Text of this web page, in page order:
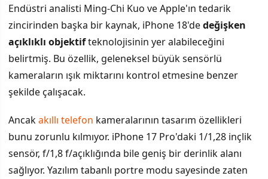
Endüstri analisti Ming-Chi Kuo ve Apple'ın tedarik
zincirinden başka bir kaynak, iPhone 18'dedeğişken
açıklıklı objektifteknolojisinin yer alabileceğini
belirtmiş. Bu özellik, geleneksel büyük sensörlü
kameraların ışık miktarını kontrol etmesine benzer
şekilde çalışacak.
Ancakakıllı telefon kameralarının tasarım özellikleri
bunu zorunlu kılmıyor. iPhone 17 Pro'daki 1/1,28 inçlik
sensör, f/1,8 f/açıklığında bile geniş bir derinlik alanı
sağlıyor. Yazılım tabanlı portre modu sayesinde zaten